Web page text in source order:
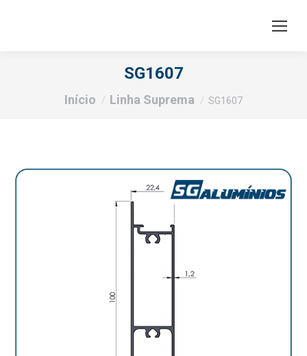
SG1607
Você está aqui:
Início Linha Suprema SG1607